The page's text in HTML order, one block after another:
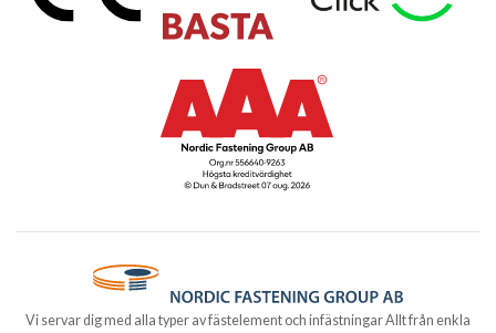
Vi servar dig med alla typer av fästelement och infästningar Allt från enkla